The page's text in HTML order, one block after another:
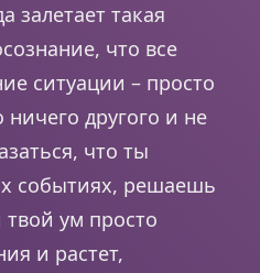
залетает такая
что все
ситуации – просто
другого и не
что ты
событиях, решаешь
ум просто
и растет,